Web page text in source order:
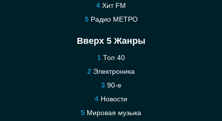
Хит FM
Радио МЕТРО
Вверх 5 Жанры
Топ 40
Электроника
90-е
Новости
Мировая музыка